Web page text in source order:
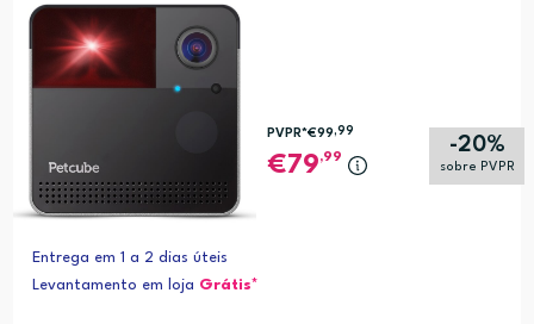
-20%
sobre PVPR
PVPR*€99 ,99
79,99
Entrega em 1 a 2 dias úteis
Levantamento em loja Grátis*